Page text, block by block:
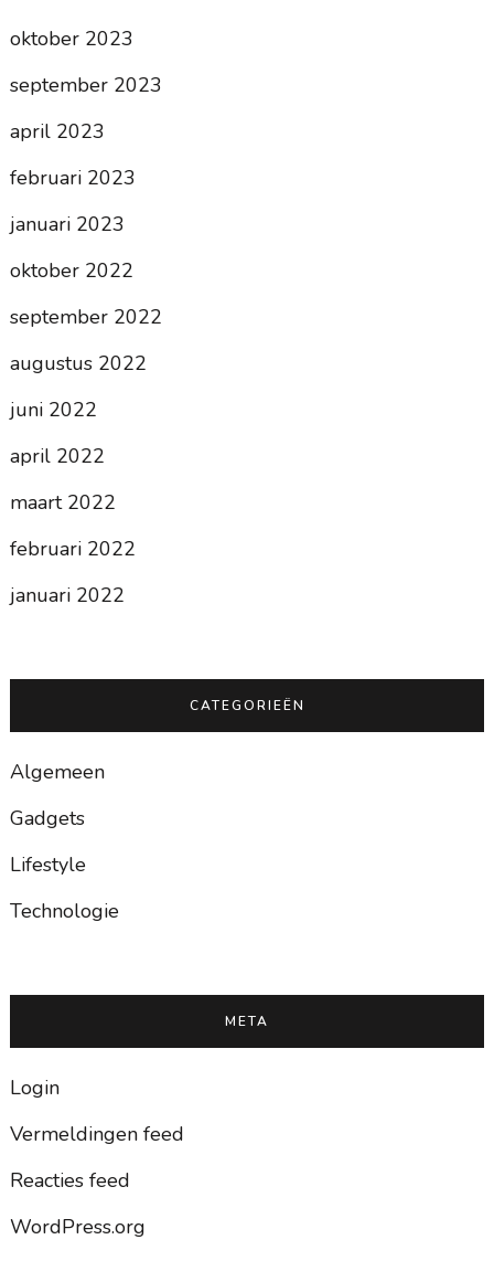
oktober 2023
september 2023
april 2023
februari 2023
januari 2023
oktober 2022
september 2022
augustus 2022
juni 2022
april 2022
maart 2022
februari 2022
januari 2022
CATEGORIEËN
Algemeen
Gadgets
Lifestyle
Technologie
META
Login
Vermeldingen feed
Reacties feed
WordPress.org